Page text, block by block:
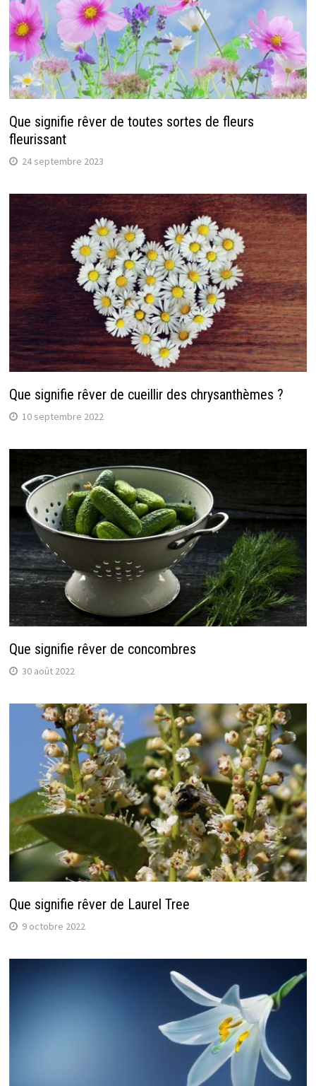
Que signifie rêver de toutes sortes de fleurs
fleurissant
24 septembre 2023
Que signifie rêver de cueillir des chrysanthèmes ?
10 septembre 2022
Que signifie rêver de concombres
30 août 2022
Que signifie rêver de Laurel Tree
9 octobre 2022